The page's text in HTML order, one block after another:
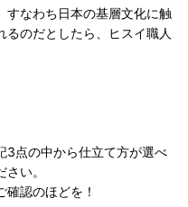
すなわち日本の基層文化に触
のだとしたら、ヒスイ職人
3点の中から仕立て方が選べ
い。
認のほどを！